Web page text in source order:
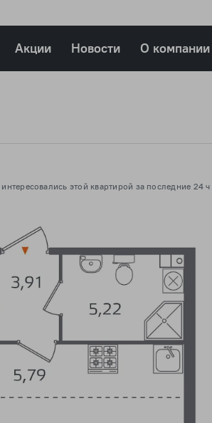
Акции Новости О компании
интересовались этой квартирой за последние 24 ч